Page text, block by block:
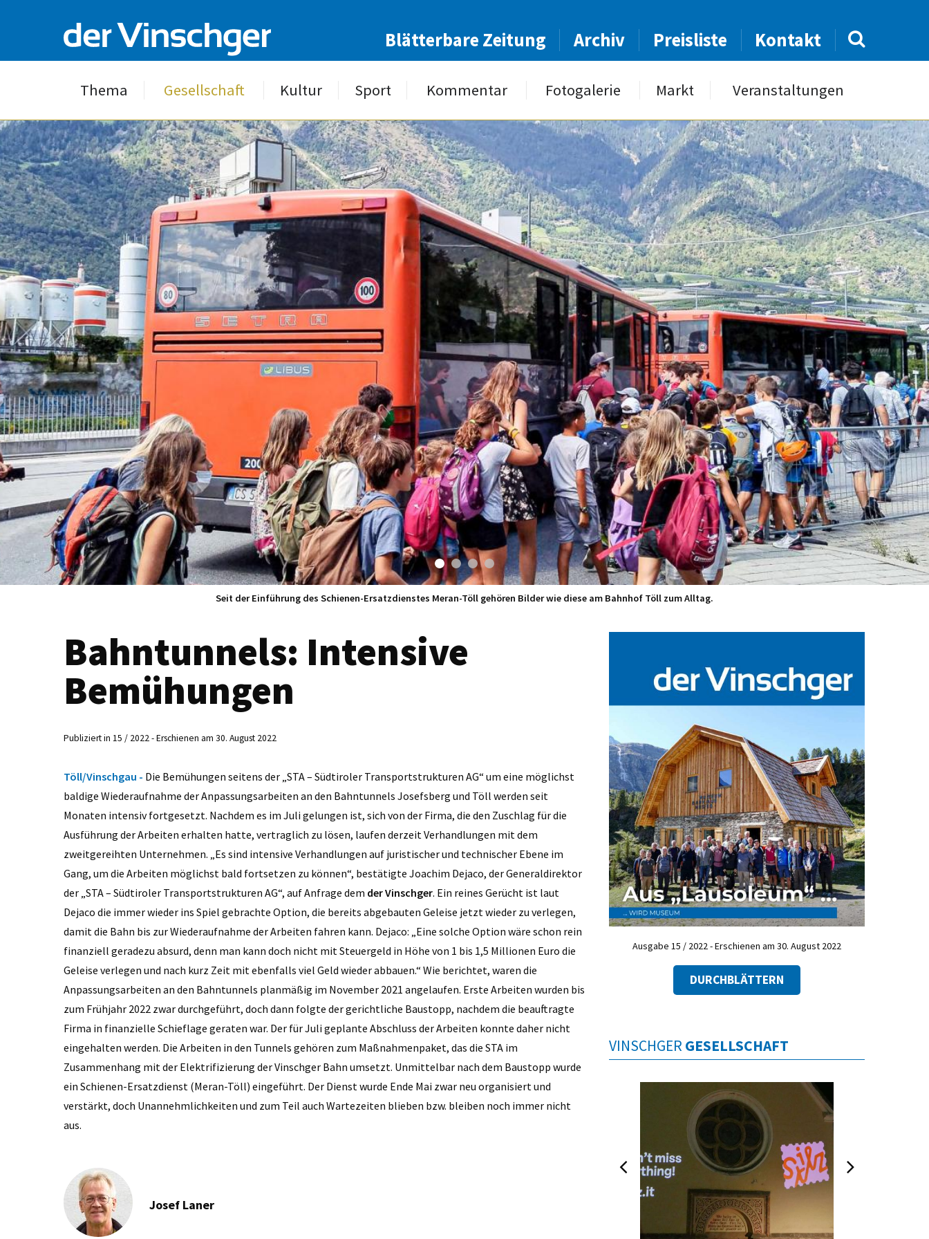
Blätterbare Zeitung Archiv Preisliste Kontakt
Thema Gesellschaft Kultur Sport Kommentar Fotogalerie Markt Veranstaltungen
Seit der Einführung des Schienen-Ersatzdienstes Meran-Töll gehören Bilder wie diese am Bahnhof Töll zum Alltag.
Bahntunnels: Intensive
Bemühungen
Publiziert in 15 / 2022 - Erschienen am 30. August 2022
Töll/Vinschgau - Die Bemühungen seitens der „STA – Südtiroler Transportstrukturen AG“ um eine möglichst
baldige Wiederaufnahme der Anpassungsarbeiten an den Bahntunnels Josefsberg und Töll werden seit
Monaten intensiv fortgesetzt. Nachdem es im Juli gelungen ist, sich von der Firma, die den Zuschlag für die
Ausführung der Arbeiten erhalten hatte, vertraglich zu lösen, laufen derzeit Verhandlungen mit dem
zweitgereihten Unternehmen. „Es sind intensive Verhandlungen auf juristischer und technischer Ebene im
Gang, um die Arbeiten möglichst bald fortsetzen zu können“, bestätigte Joachim Dejaco, der Generaldirektor
der „STA – Südtiroler Transportstrukturen AG“, auf Anfrage dem der Vinschger. Ein reines Gerücht ist laut
Dejaco die immer wieder ins Spiel gebrachte Option, die bereits abgebauten Geleise jetzt wieder zu verlegen,
damit die Bahn bis zur Wiederaufnahme der Arbeiten fahren kann. Dejaco: „Eine solche Option wäre schon rein
finanziell geradezu absurd, denn man kann doch nicht mit Steuergeld in Höhe von 1 bis 1,5 Millionen Euro die
Geleise verlegen und nach kurz Zeit mit ebenfalls viel Geld wieder abbauen.“ Wie berichtet, waren die
Anpassungsarbeiten an den Bahntunnels planmäßig im November 2021 angelaufen. Erste Arbeiten wurden bis
zum Frühjahr 2022 zwar durchgeführt, doch dann folgte der gerichtliche Baustopp, nachdem die beauftragte
Firma in finanzielle Schieflage geraten war. Der für Juli geplante Abschluss der Arbeiten konnte daher nicht
eingehalten werden. Die Arbeiten in den Tunnels gehören zum Maßnahmenpaket, das die STA im
Zusammenhang mit der Elektrifizierung der Vinschger Bahn umsetzt. Unmittelbar nach dem Baustopp wurde
ein Schienen-Ersatzdienst (Meran-Töll) eingeführt. Der Dienst wurde Ende Mai zwar neu organisiert und
verstärkt, doch Unannehmlichkeiten und zum Teil auch Wartezeiten blieben bzw. bleiben noch immer nicht
aus.
Josef Laner
Ausgabe 15 / 2022 - Erschienen am 30. August 2022
DURCHBLÄTTERN
VINSCHGER GESELLSCHAFT